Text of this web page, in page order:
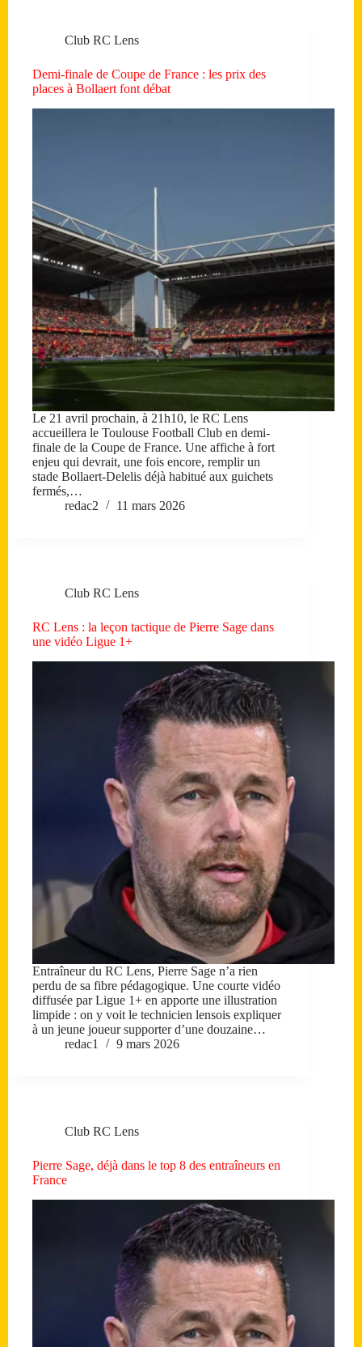
Club RC Lens
Demi-finale de Coupe de France : les prix des
places à Bollaert font débat
Le 21 avril prochain, à 21h10, le RC Lens
accueillera le Toulouse Football Club en demi-
finale de la Coupe de France. Une affiche à fort
enjeu qui devrait, une fois encore, remplir un
stade Bollaert-Delelis déjà habitué aux guichets
fermés,…
redac2
11 mars 2026
Club RC Lens
RC Lens : la leçon tactique de Pierre Sage dans
une vidéo Ligue 1+
Entraîneur du RC Lens, Pierre Sage n’a rien
perdu de sa fibre pédagogique. Une courte vidéo
diffusée par Ligue 1+ en apporte une illustration
limpide : on y voit le technicien lensois expliquer
à un jeune joueur supporter d’une douzaine…
redac1
9 mars 2026
Club RC Lens
Pierre Sage, déjà dans le top 8 des entraîneurs en
France